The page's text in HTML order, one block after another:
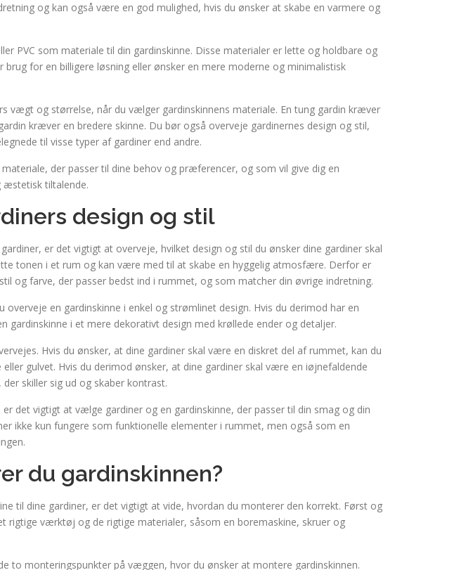
og kan også være en god mulighed, hvis du ønsker at skabe en varmere og
PVC som materiale til din gardinskinne. Disse materialer er lette og holdbare og
for en billigere løsning eller ønsker en mere moderne og minimalistisk
vægt og størrelse, når du vælger gardinskinnens materiale. En tung gardin kræver
kræver en bredere skinne. Du bør også overveje gardinernes design og stil,
til visse typer af gardiner end andre.
der passer til dine behov og præferencer, og som vil give dig en
æstetisk tiltalende.
design og stil
er det vigtigt at overveje, hvilket design og stil du ønsker dine gardiner skal
tonen i et rum og kan være med til at skabe en hyggelig atmosfære. Derfor er
og farve, der passer bedst ind i rummet, og som matcher din øvrige indretning.
overveje en gardinskinne i enkel og strømlinet design. Hvis du derimod har en
gardinskinne i et mere dekorativt design med krøllede ender og detaljer.
Hvis du ønsker, at dine gardiner skal være en diskret del af rummet, kan du
gulvet. Hvis du derimod ønsker, at dine gardiner skal være en iøjnefaldende
skiller sig ud og skaber kontrast.
det vigtigt at vælge gardiner og en gardinskinne, der passer til din smag og din
ikke kun fungere som funktionelle elementer i rummet, men også som en
du gardinskinnen?
til dine gardiner, er det vigtigt at vide, hvordan du monterer den korrekt. Først og
rigtige værktøj og de rigtige materialer, såsom en boremaskine, skruer og
to monteringspunkter på væggen, hvor du ønsker at montere gardinskinnen.